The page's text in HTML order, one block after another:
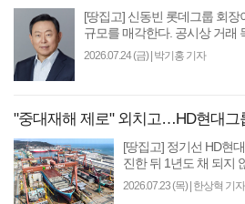
[땅집고] 신동빈 롯데그룹 회
규모를 매각한다. 공시상 거래
롯데 오너 일가의 상속세 재원
2026.07.24 (금)| 박기홍 기자
"중대재해 제로" 외치고…HD현대그
[땅집고] 정기선 HD현
진한 뒤 1년도 채 되지
만 네번째 사망사고가
을 부활한 ..
2026.07.23 (목)| 한상혁 기자